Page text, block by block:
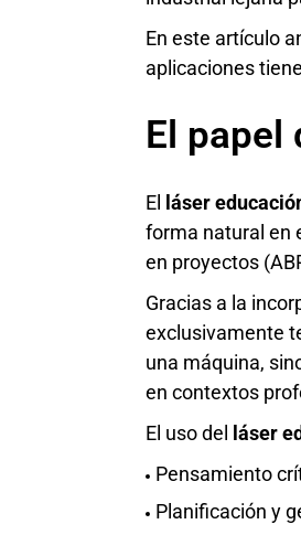
En este artículo
aplicaciones
El papel
El láser
forma natural en
en proyectos
Gracias a la
exclusivamente
una máquina,
en contextos
El uso del
láser
Pensamiento
Planificación y